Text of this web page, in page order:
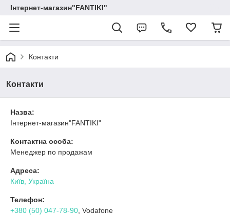
Інтернет-магазин"FANTIKI"
Контакти
Контакти
Назва:
Інтернет-магазин"FANTIKI"
Контактна особа:
Менеджер по продажам
Адреса:
Київ, Україна
Телефон:
+380 (50) 047-78-90 , Vodafone